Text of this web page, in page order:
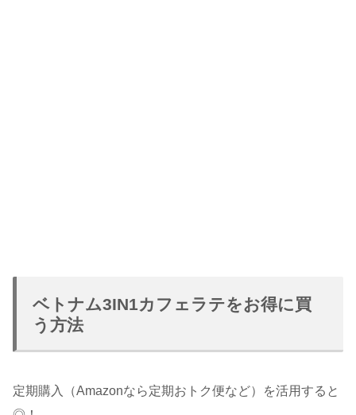
ベトナム3IN1カフェラテをお得に買
う方法
定期購入（Amazonなら定期おトク便など）を活用すると